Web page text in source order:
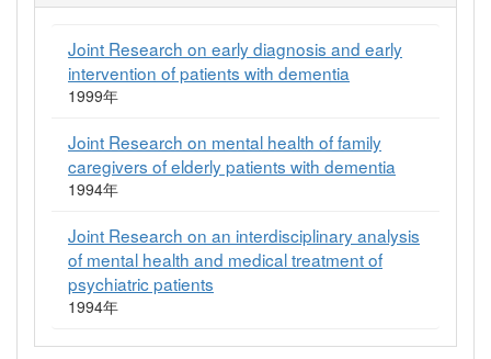
Joint Research on early diagnosis and early
intervention of patients with dementia
1999年
Joint Research on mental health of family
caregivers of elderly patients with dementia
1994年
Joint Research on an interdisciplinary analysis
of mental health and medical treatment of
psychiatric patients
1994年